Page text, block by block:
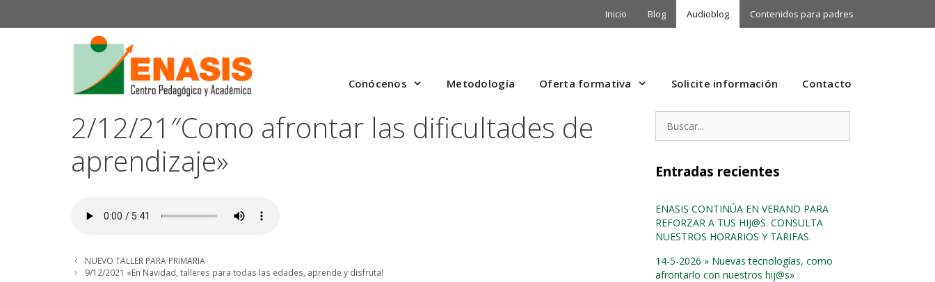
Inicio Blog Audioblog Contenidos para padres
Conócenos Metodología Oferta formativa Solicite información Contacto
2/12/21″Como afrontar las dificultades de
aprendizaje»
NUEVO TALLER PARA PRIMARIA
9/12/2021 «En Navidad, talleres para todas las edades, aprende y disfruta!
Entradas recientes
ENASIS CONTINÚA EN VERANO PARA
REFORZAR A TUS HIJ@S. CONSULTA
NUESTROS HORARIOS Y TARIFAS.
14-5-2026 » Nuevas tecnologías, como
afrontarlo con nuestros hij@s»